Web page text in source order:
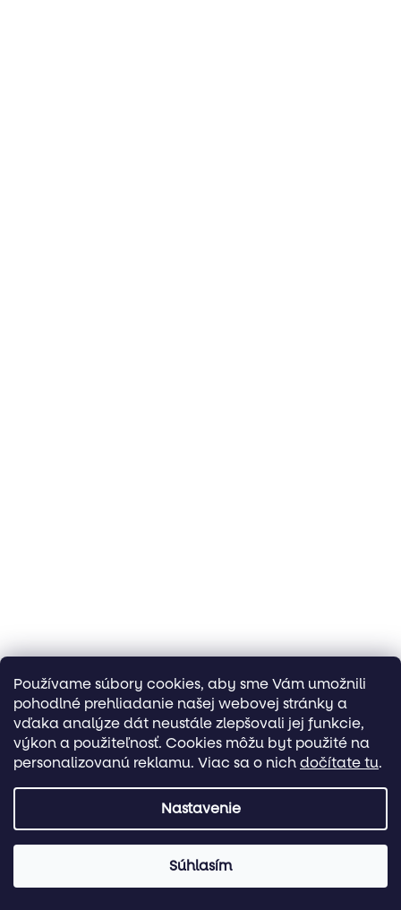
Používame súbory cookies, aby sme Vám umožnili
pohodlné prehliadanie našej webovej stránky a
vďaka analýze dát neustále zlepšovali jej funkcie,
výkon a použiteľnosť. Cookies môžu byt použité na
personalizovanú reklamu. Viac sa o nichdočítate tu.
Nastavenie
Súhlasím